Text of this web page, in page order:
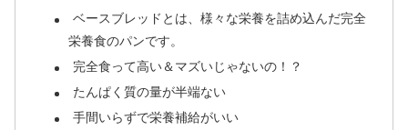
ベースブレッドとは、様々な栄養を詰め込んだ完全
栄養食のパンです。
完全食って高い＆マズいじゃないの！？
たんぱく質の量が半端ない
手間いらずで栄養補給がいい